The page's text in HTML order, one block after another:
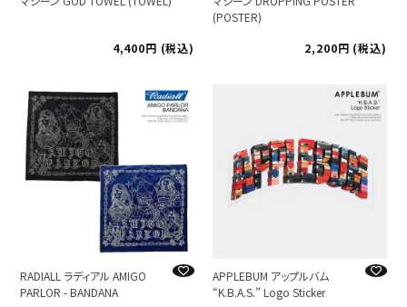
4,400 税込
(POSTER)
2,200
税込
RADIALL ラディアル AMIGO
PARLOR - BANDANA
APPLEBUM アップルバム
“K.B.A.S.” Logo Sticker